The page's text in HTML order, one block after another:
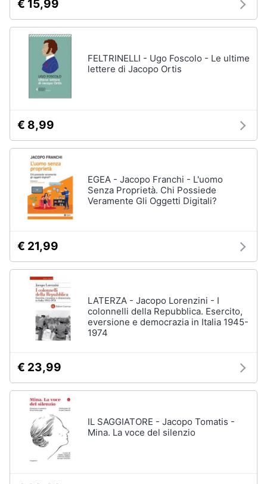
€ 15,99
FELTRINELLI - Ugo Foscolo - Le ultime
lettere di Jacopo Ortis
€ 8,99
EGEA - Jacopo Franchi - L'uomo
Senza Proprietà. Chi Possiede
Veramente Gli Oggetti Digitali?
€ 21,99
LATERZA - Jacopo Lorenzini - I
colonnelli della Repubblica. Esercito,
eversione e democrazia in Italia 1945-
1974
€ 23,99
IL SAGGIATORE - Jacopo Tomatis -
Mina. La voce del silenzio